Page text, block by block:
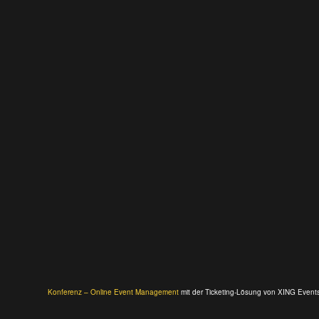
Konferenz – Online Event Management mit der Ticketing-Lösung von XING